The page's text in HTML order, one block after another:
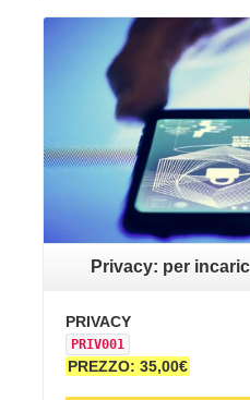
Privacy: per
PRIVACY
PRIV001
PREZZO: 35,00€